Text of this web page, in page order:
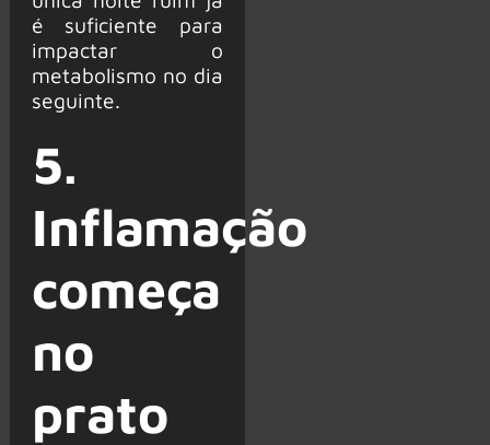
é suficiente para
impactar o
metabolismo no dia
seguinte.
5.
Inflamação
começa
no
prato